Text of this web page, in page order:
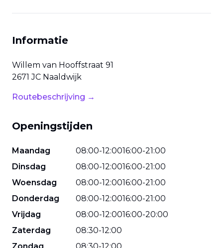
Informatie
Willem van Hooffstraat 91
2671 JC Naaldwijk
Routebeschrijving →
Openingstijden
Maandag 08:00-12:0016:00-21:00
Dinsdag
08:00-12:0016:00-21:00
Woensdag
08:00-12:0016:00-21:00
Donderdag
08:00-12:0016:00-21:00
Vrijdag
08:00-12:0016:00-20:00
Zaterdag
08:30-12:00